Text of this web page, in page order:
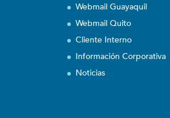
Webmail Guayaquil
Webmail Quito
Cliente Interno
Información Corporativa
Noticias